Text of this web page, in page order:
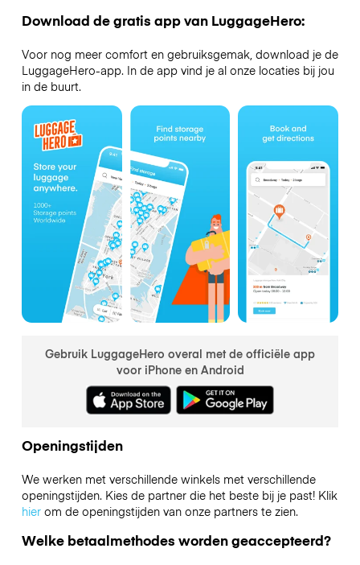
Download de gratis app van LuggageHero:
Voor nog meer comfort en gebruiksgemak, download je de
LuggageHero-app. In de app vind je al onze locaties bij jou
in de buurt.
Gebruik LuggageHero overal met de officiële app
voor iPhone en Android
Openingstijden
We werken met verschillende winkels met verschillende
openingstijden. Kies de partner die het beste bij je past! Klik
hierom de openingstijden van onze partners te zien.
Welke betaalmethodes worden geaccepteerd?